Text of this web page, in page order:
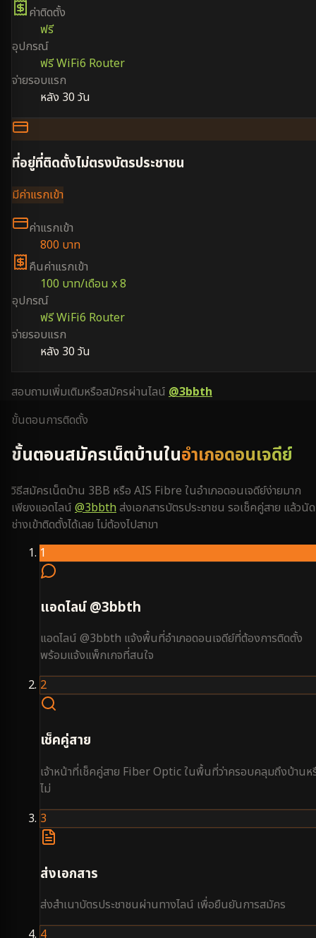
ค่าติดตั้ง
ฟรี
อุปกรณ์
ฟรี WiFi6 Router
จ่ายรอบแรก
หลัง 30 วัน
ที่อยู่ที่ติดตั้งไม่ตรงบัตรประชาชน
มีค่าแรกเข้า
ค่าแรกเข้า
800 บาท
คืนค่าแรกเข้า
100 บาท/เดือน x 8
อุปกรณ์
ฟรี WiFi6 Router
จ่ายรอบแรก
หลัง 30 วัน
สอบถามเพิ่มเติมหรือสมัครผ่านไลน์ @3bbth
ขั้นตอนการติดตั้ง
ขั้นตอนสมัครเน็ตบ้านในอำเภอดอนเจดีย์
วิธีสมัครเน็ตบ้าน 3BB หรือ AIS Fibre ในอำเภอดอนเจดีย์ง่ายมาก
เพียงแอดไลน์ @3bbthส่งเอกสารบัตรประชาชน รอเช็คคู่สาย แล้วนัด
ช่างเข้าติดตั้งได้เลย ไม่ต้องไปสาขา
1
แอดไลน์ @3bbth
แอดไลน์ @3bbth แจ้งพื้นที่อำเภอดอนเจดีย์ที่ต้องการติดตั้ง
พร้อมแจ้งแพ็กเกจที่สนใจ
2
เช็คคู่สาย
เจ้าหน้าที่เช็คคู่สาย Fiber Optic ในพื้นที่ว่าครอบคลุมถึงบ้านห
ไม่
3
ส่งเอกสาร
ส่งสำเนาบัตรประชาชนผ่านทางไลน์ เพื่อยืนยันการสมัคร